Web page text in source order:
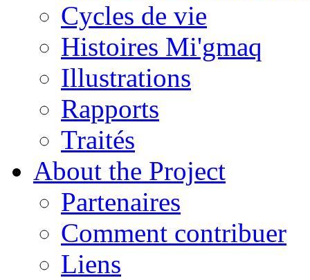
Cycles de vie
Histoires Mi'gmaq
Illustrations
Rapports
Traités
About the Project
Partenaires
Comment contribuer
Liens